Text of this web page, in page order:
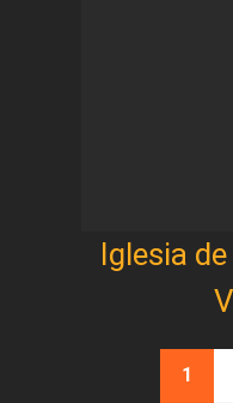
Iglesia
1